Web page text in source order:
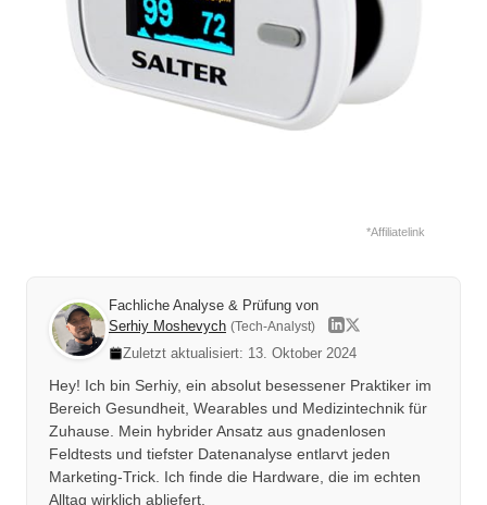
*Affiliatelink
Fachliche Analyse & Prüfung von
Serhiy Moshevych (Tech-Analyst)
Zuletzt aktualisiert: 13. Oktober 2024
Hey! Ich bin Serhiy, ein absolut besessener Praktiker im
Bereich Gesundheit, Wearables und Medizintechnik für
Zuhause. Mein hybrider Ansatz aus gnadenlosen
Feldtests und tiefster Datenanalyse entlarvt jeden
Marketing-Trick. Ich finde die Hardware, die im echten
Alltag wirklich abliefert.